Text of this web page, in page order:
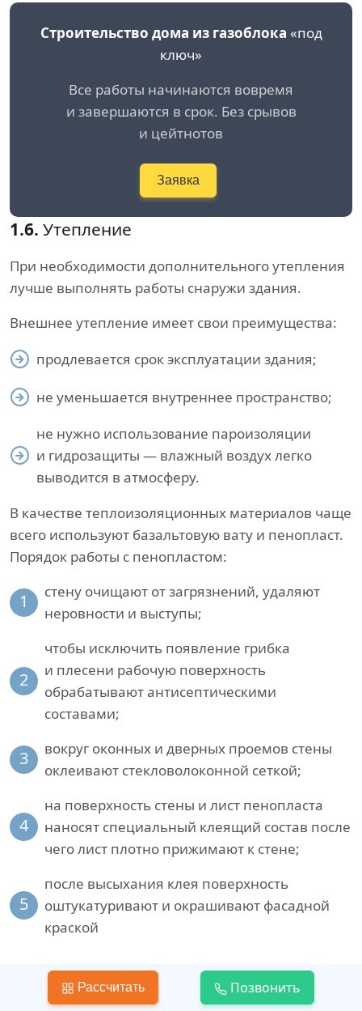
Строительство дома из газоблока «под
ключ»
Все работы начинаются вовремя
и завершаются в срок. Без срывов
и цейтнотов
Заявка
1.6. Утепление
При необходимости дополнительного утепления
лучше выполнять работы снаружи здания.
Внешнее утепление имеет свои преимущества:
продлевается срок эксплуатации здания;
не уменьшается внутреннее пространство;
не нужно использование пароизоляции
и гидрозащиты — влажный воздух легко
выводится в атмосферу.
В качестве теплоизоляционных материалов чаще
всего используют базальтовую вату и пенопласт.
Порядок работы с пенопластом:
1
стену очищают от загрязнений, удаляют
неровности и выступы;
2
чтобы исключить появление грибка
и плесени рабочую поверхность
обрабатывают антисептическими
составами;
3
вокруг оконных и дверных проемов стены
оклеивают стекловолоконной сеткой;
4
на поверхность стены и лист пенопласта
наносят специальный клеящий состав после
чего лист плотно прижимают к стене;
5
после высыхания клея поверхность
оштукатуривают и окрашивают фасадной
краской
Рассчитать Позвонить